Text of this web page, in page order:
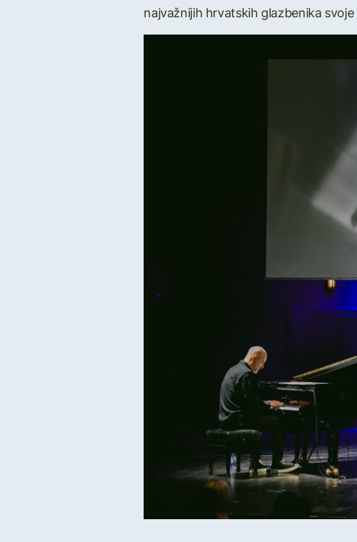
najvažnijih hrvatskih glazbenika svoje